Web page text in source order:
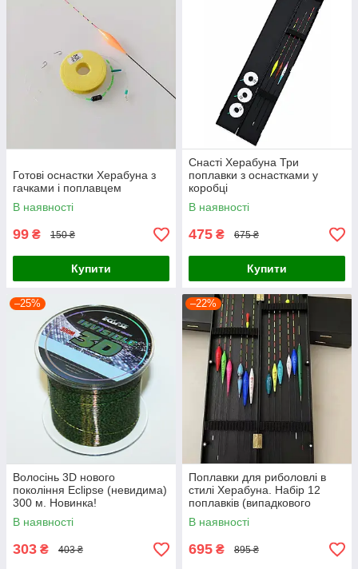
Готові оснастки Херабуна з
гачками і поплавцем
В наявності
99 ₴ 150 ₴
Купити
Снасті Херабуна Три
поплавки з оснастками у
коробці
В наявності
475 ₴ 675 ₴
Купити
–25%
Волосінь 3D нового
покоління Eclipse (невидима)
300 м. Новинка!
В наявності
303 ₴ 403 ₴
–22%
Поплавки для риболовлі в
стилі Херабуна. Набір 12
поплавків (випадкового
кольору ваги та довжини) +
коробка
В наявності
695 ₴ 895 ₴